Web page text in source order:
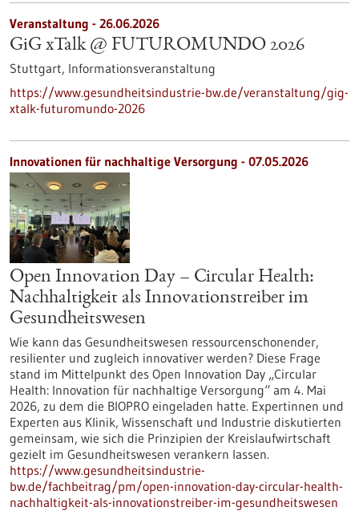
Veranstaltung - 26.06.2026
GiG xTalk @ FUTUROMUNDO 2026
Stuttgart, Informationsveranstaltung
https://www.gesundheitsindustrie-bw.de/veranstaltung/gig-
xtalk-futuromundo-2026
Innovationen für nachhaltige Versorgung - 07.05.2026
Open Innovation Day – Circular Health:
Nachhaltigkeit als Innovationstreiber im
Gesundheitswesen
Wie kann das Gesundheitswesen ressourcenschonender,
resilienter und zugleich innovativer werden? Diese Frage
stand im Mittelpunkt des Open Innovation Day „Circular
Health: Innovation für nachhaltige Versorgung“ am 4. Mai
2026, zu dem die BIOPRO eingeladen hatte. Expertinnen und
Experten aus Klinik, Wissenschaft und Industrie diskutierten
gemeinsam, wie sich die Prinzipien der Kreislaufwirtschaft
gezielt im Gesundheitswesen verankern lassen.
https://www.gesundheitsindustrie-
bw.de/fachbeitrag/pm/open-innovation-day-circular-health-
nachhaltigkeit-als-innovationstreiber-im-gesundheitswesen